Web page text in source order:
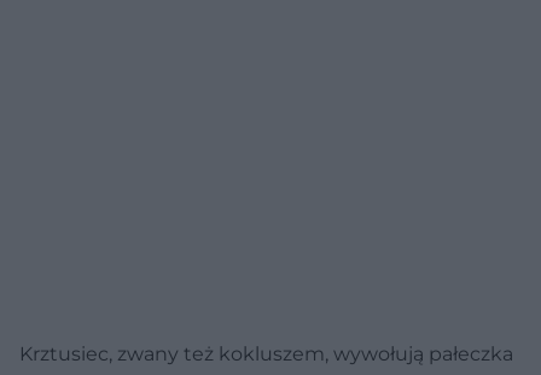
Krztusiec, zwany też kokluszem, wywołują pałeczka